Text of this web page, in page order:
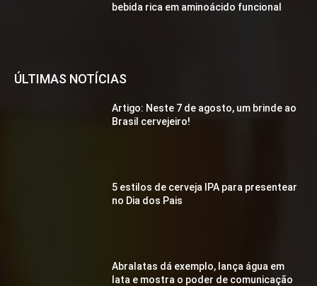
bebida rica em aminoácido funcional
ÚLTIMAS NOTÍCIAS
Artigo: Neste 7 de agosto, um brinde ao
Brasil cervejeiro!
5 estilos de cerveja IPA para presentear
no Dia dos Pais
Abralatas dá exemplo, lança água em
lata e mostra o poder de comunicação